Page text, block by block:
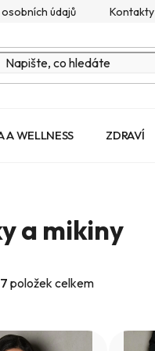
údajů Kontakty
A WELLNESS ZDRAVÍ
a mikiny
položek celkem